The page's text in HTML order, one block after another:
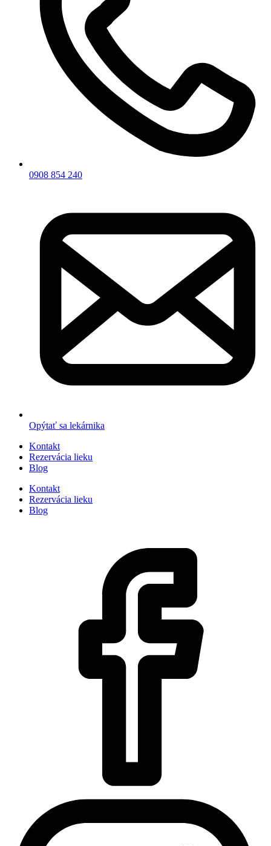
0908 854 240
Opýtať sa lekárnika
Kontakt
Rezervácia lieku
Blog
Kontakt
Rezervácia lieku
Blog